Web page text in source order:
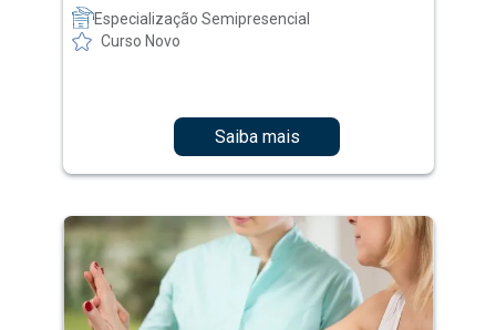
Especialização Semipresencial
Curso Novo
Saiba mais